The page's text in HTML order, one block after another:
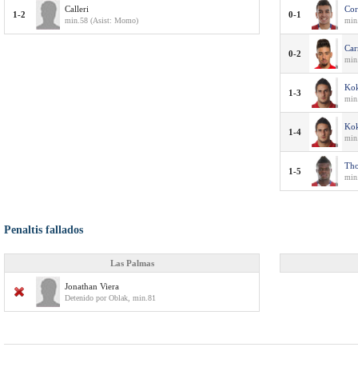
1-2
Calleri
min.58 (Asist: Momo)
0-1
0-2
1-3
1-4
1-5
Penaltis fallados
Las Palmas
Jonathan Viera
Detenido por Oblak, min.81